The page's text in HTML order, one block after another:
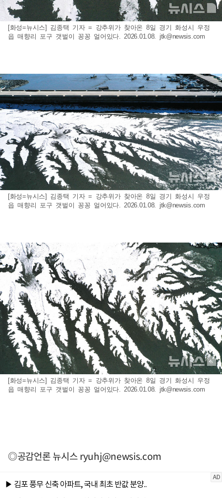
[화성=뉴시스] 김종택 기자 = 강추위가 찾아온 8일 경기 화성시 우정
읍 매향리 포구 갯벌이 꽁꽁 얼어있다. 2026.01.08. jtk@newsis.com
[화성=뉴시스] 김종택 기자 = 강추위가 찾아온 8일 경기 화성시 우정
읍 매향리 포구 갯벌이 꽁꽁 얼어있다. 2026.01.08. jtk@newsis.com
[화성=뉴시스] 김종택 기자 = 강추위가 찾아온 8일 경기 화성시 우정
읍 매향리 포구 갯벌이 꽁꽁 얼어있다. 2026.01.08. jtk@newsis.com
◎공감언론 뉴시스ryuhj@newsis.com